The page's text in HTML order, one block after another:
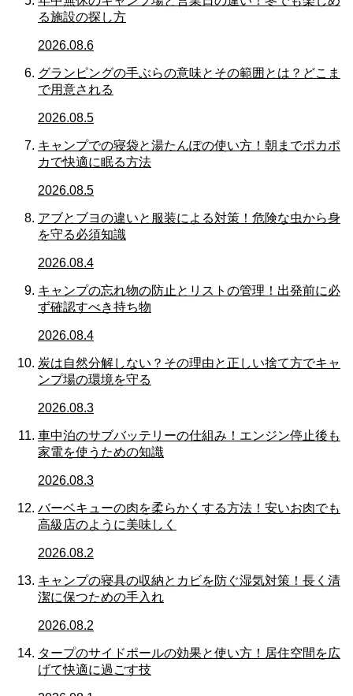
る施設の探し方
2026.08.6
グランピングの手ぶらの意味とその範囲とは？どこま
で用意される
2026.08.5
キャンプでの寝袋と湯たんぽの使い方！朝までポカポ
カで快適に眠る方法
2026.08.5
アブとブヨの違いと服装による対策！危険な虫から身
を守る必須知識
2026.08.4
キャンプの忘れ物の防止とリストの管理！出発前に必
ず確認すべき持ち物
2026.08.4
炭は自然分解しない？その理由と正しい捨て方でキャ
ンプ場の環境を守る
2026.08.3
車中泊のサブバッテリーの仕組み！エンジン停止後も
家電を使うための知識
2026.08.3
バーベキューの肉を柔らかくする方法！安いお肉でも
高級店のように美味しく
2026.08.2
キャンプの寝具の収納とカビを防ぐ湿気対策！長く清
潔に保つための手入れ
2026.08.2
タープのサイドポールの効果と使い方！居住空間を広
げて快適に過ごす技